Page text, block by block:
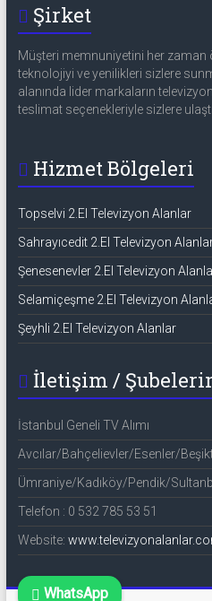
Şirket
Müşteri memnuniyetini her zaman
teknolojiyi ve yenilikleri sizlere
alanında lider markaların
teslimat seçenekleriyle sizlere
Hizmet Bölgeleri
Topselvi 2.El Televizyon Alanlar
Sahrayıcedit 2.El Televizyon
Şenesenevler 2.El Televizyon
Selamiçeşme 2.El Televizyon
Şeyhli 2.El Televizyon Alanlar
İletişim /
İstanbul Geneli TV Alımı
Avcılar/Bahçelievler/Esenler/
Ümraniye/Kadıköy/Pendik/
Telefon : 0 532 785 53 51
Website:
WhatsApp